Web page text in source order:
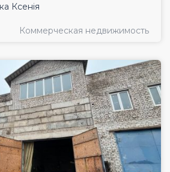
Ксенія
Коммерческая недвижимость